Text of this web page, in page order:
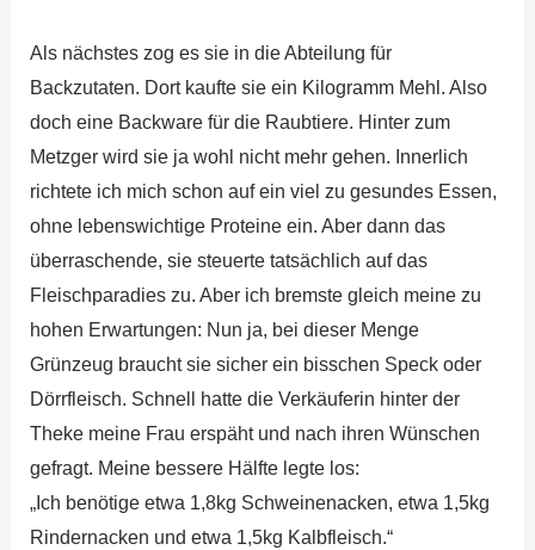
Als nächstes zog es sie in die Abteilung für
Backzutaten. Dort kaufte sie ein Kilogramm Mehl. Also
doch eine Backware für die Raubtiere. Hinter zum
Metzger wird sie ja wohl nicht mehr gehen. Innerlich
richtete ich mich schon auf ein viel zu gesundes Essen,
ohne lebenswichtige Proteine ein. Aber dann das
überraschende, sie steuerte tatsächlich auf das
Fleischparadies zu. Aber ich bremste gleich meine zu
hohen Erwartungen: Nun ja, bei dieser Menge
Grünzeug braucht sie sicher ein bisschen Speck oder
Dörrfleisch. Schnell hatte die Verkäuferin hinter der
Theke meine Frau erspäht und nach ihren Wünschen
gefragt. Meine bessere Hälfte legte los:
„Ich benötige etwa 1,8kg Schweinenacken, etwa 1,5kg
Rindernacken und etwa 1,5kg Kalbfleisch.“